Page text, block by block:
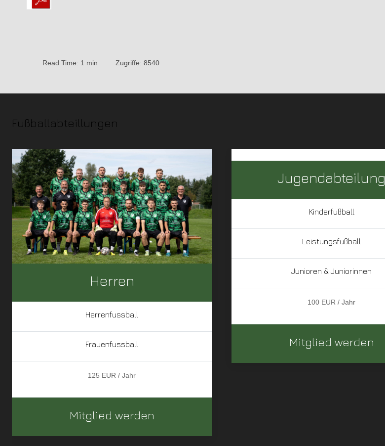
Read Time: 1 min Zugriffe: 8540
Fußballabteillungen
Herren
Herrenfussball
Frauenfussball
125 EUR / Jahr
Mitglied werden
Jugendabteilung
Kinderfußball
Leistungsfußball
Junioren & Juniorinnen
100 EUR / Jahr
Mitglied werden